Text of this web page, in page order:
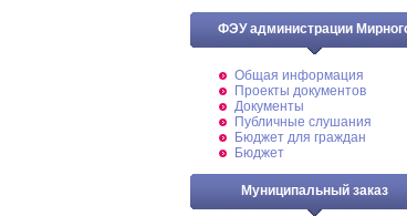
ФЭУ администрации
Общая информация
Проекты документов
Документы
Публичные слушания
Бюджет для граждан
Бюджет
Муниципальный заказ